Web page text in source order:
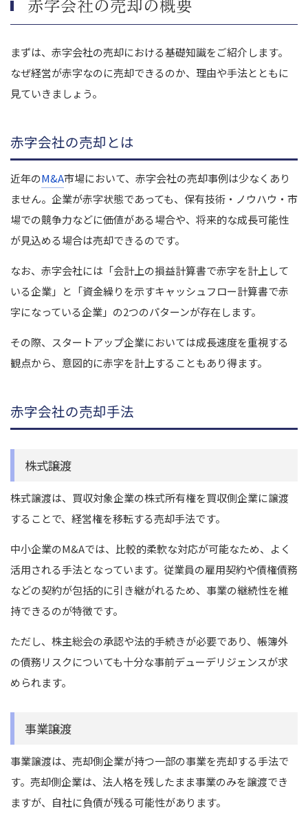
赤字会社の売却の概要
まずは、赤字会社の売却における基礎知識をご紹介します。
なぜ経営が赤字なのに売却できるのか、理由や手法とともに
見ていきましょう。
赤字会社の売却とは
近年のM&A市場において、赤字会社の売却事例は少なくあり
ません。企業が赤字状態であっても、保有技術・ノウハウ・市
場での競争力などに価値がある場合や、将来的な成長可能性
が見込める場合は売却できるのです。
なお、赤字会社には「会計上の損益計算書で赤字を計上して
いる企業」と「資金繰りを示すキャッシュフロー計算書で赤
字になっている企業」の2つのパターンが存在します。
その際、スタートアップ企業においては成長速度を重視する
観点から、意図的に赤字を計上することもあり得ます。
赤字会社の売却手法
株式譲渡
株式譲渡は、買収対象企業の株式所有権を買収側企業に譲渡
することで、経営権を移転する売却手法です。
中小企業のM&Aでは、比較的柔軟な対応が可能なため、よく
活用される手法となっています。従業員の雇用契約や債権債務
などの契約が包括的に引き継がれるため、事業の継続性を維
持できるのが特徴です。
ただし、株主総会の承認や法的手続きが必要であり、帳簿外
の債務リスクについても十分な事前デューデリジェンスが求
められます。
事業譲渡
事業譲渡は、売却側企業が持つ一部の事業を売却する手法で
す。売却側企業は、法人格を残したまま事業のみを譲渡でき
ますが、自社に負債が残る可能性があります。